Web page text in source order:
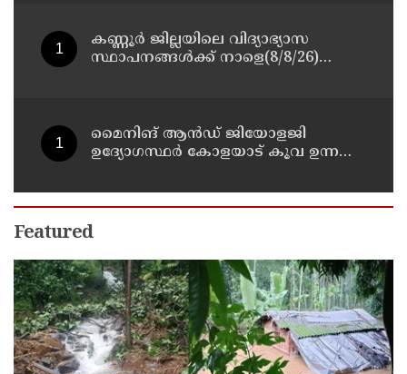
കണ്ണൂർ ജില്ലയിലെ വിദ്യാഭ്യാസ
സ്ഥാപനങ്ങള്‍ക്ക് നാളെ(8/8/26)
മൈനിങ് ആൻഡ്​ ജിയോളജി
ഉദ്യോഗസ്ഥർ കോളയാട് കൂവ ഉന്നതി
Featured